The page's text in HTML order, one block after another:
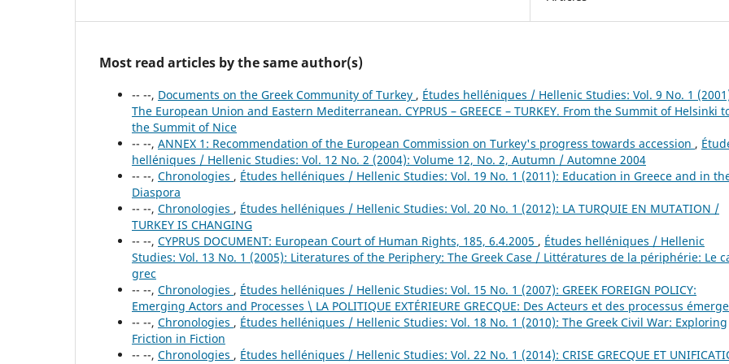
Most read articles by the same author(s)
-- --, Documents on the Greek Community of Turkey , Études helléniques / Hellenic Studies: Vol. 9 No. 1
The European Union and Eastern Mediterranean. CYPRUS – GREECE – TURKEY. From the Summit of Helsinki
the Summit of Nice
-- --, ANNEX 1: Recommendation of the European Commission on Turkey's progress towards accession ,
helléniques / Hellenic Studies: Vol. 12 No. 2 (2004): Volume 12, No. 2, Autumn / Automne 2004
-- --, Chronologies , Études helléniques / Hellenic Studies: Vol. 19 No. 1 (2011): Education in Greece and in
Diaspora
-- --, Chronologies , Études helléniques / Hellenic Studies: Vol. 20 No. 1 (2012): LA TURQUIE EN MUTATION /
TURKEY IS CHANGING
-- --, CYPRUS DOCUMENT: European Court of Human Rights, 185, 6.4.2005 , Études helléniques / Hellenic
Studies: Vol. 13 No. 1 (2005): Literatures of the Periphery: The Greek Case / Littératures de la périphérie: Le
grec
-- --, Chronologies , Études helléniques / Hellenic Studies: Vol. 15 No. 1 (2007): GREEK FOREIGN POLICY:
Emerging Actors and Processes \ LA POLITIQUE EXTÉRIEURE GRECQUE: Des Acteurs et des processus
-- --, Chronologies , Études helléniques / Hellenic Studies: Vol. 18 No. 1 (2010): The Greek Civil War: Exploring
Friction in Fiction
-- --, Chronologies , Études helléniques / Hellenic Studies: Vol. 22 No. 1 (2014): CRISE GRECQUE ET